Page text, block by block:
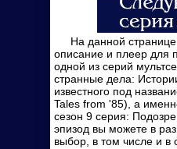
На данной странице представлены
описание и плеер для
одной из серий
странные дела:
известного под
Tales from '85), а
сезон 9 серия:
эпизод вы можете в
выбор, в том числе и в